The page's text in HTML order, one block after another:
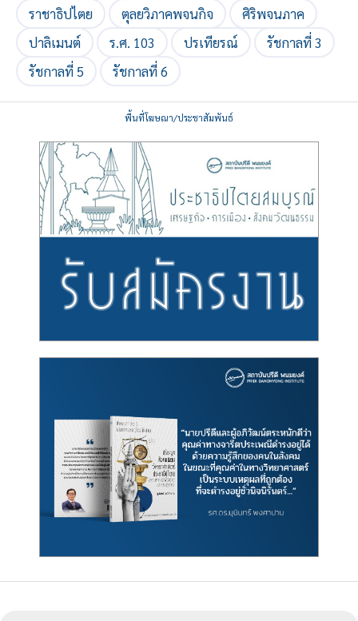
ราชาธิปไตย
ตุลยวิภาคพจนกิจ
ศิริพจนภาค
ปาลิเมนต์
ร.ศ. 103 ปรเทียรณ์
รัชกาลที่ 3
รัชกาลที่ 5
รัชกาลที่ 6
พื้นที่โฆษณา/ประชาสัมพันธ์